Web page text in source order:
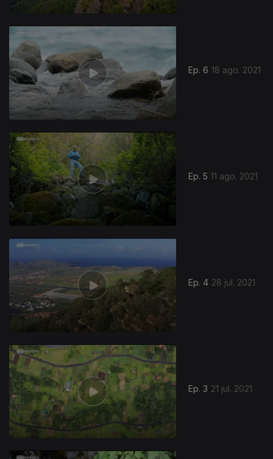
Ep. 6 18 ago. 2021
Ep. 5 11 ago. 2021
Ep. 4 28 jul. 2021
Ep. 3 21 jul. 2021
559359
556587